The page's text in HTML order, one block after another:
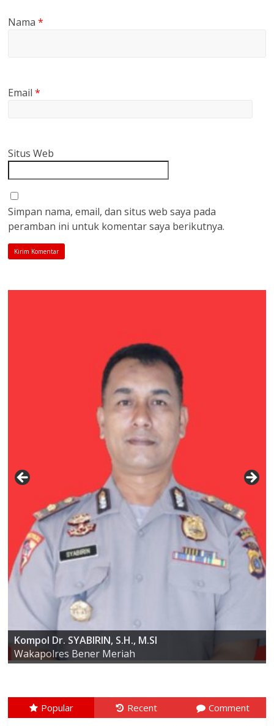
Nama*
Email*
Situs Web
Simpan nama, email, dan situs web saya pada
peramban ini untuk komentar saya berikutnya.
AKBP ARIS CAI DWI SUSANTO S.I.K., M.I.K
Kompol Dr. SYABIRIN, S.H., M.SI
Wakapolres Bener Meriah
Popular Recent Comment